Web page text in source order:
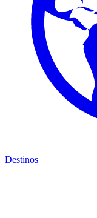
Destinos